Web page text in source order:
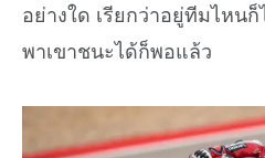
อย่างใด เรียกว่าอยู่ทีมไหน
พาเขาชนะได้ก็พอแล้ว